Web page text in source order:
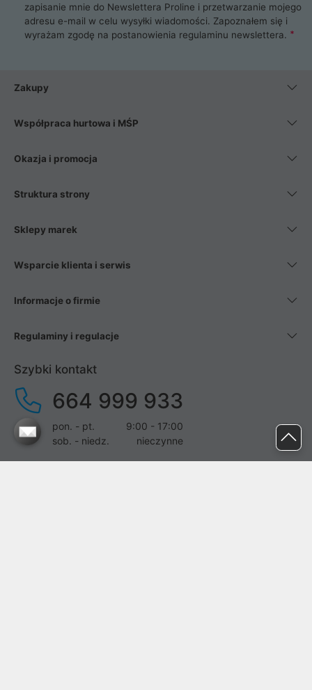
zapisanie mnie do Newslettera Proline i przetwarzanie mojego
adresu e-mail w celu wysyłki wiadomości. Zapoznałem się i
wyrażam zgodę na postanowienia regulaminu newslettera.
Zakupy
Współpraca hurtowa i MŚP
Okazja i promocja
Struktura strony
Sklepy marek
Wsparcie klienta i serwis
Informacje o firmie
Regulaminy i regulacje
Szybki kontakt
664 999 933
pon. - pt.
9:00 - 17:00
sob. - niedz.
nieczynne